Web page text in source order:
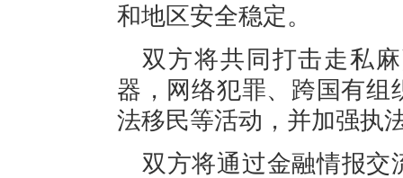
和地区安全稳定。
双方将共同打击走私
器，网络犯罪、跨国有组
法移民等活动，并加强执
双方将通过金融情报交